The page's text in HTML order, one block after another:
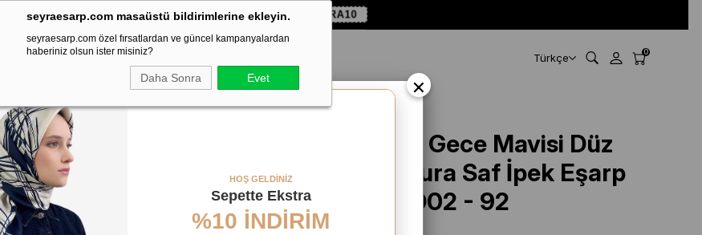
seyraesarp.com masaüstü bildirimlerine ekleyin.
seyraesarp.com özel fırsatlardan ve güncel kampanyalardan
haberiniz olsun ister misiniz?
Daha Sonra Evet
Özel Sepette%10 EKSTRA İNDİRİM HEDİYE ÇEKİ! KOD: SEYRA10
ŞALAKSESUAR Türkçe 0
Düz Renk Sura Saf İpek Eşarp IST 10D02 - 92
Armine Gece Mavisi Düz
Renk Sura Saf İpek Eşarp
IST 10D02 - 92
×
HOŞ GELDİNİZ
Sepette Ekstra
%10 İNDİRİM